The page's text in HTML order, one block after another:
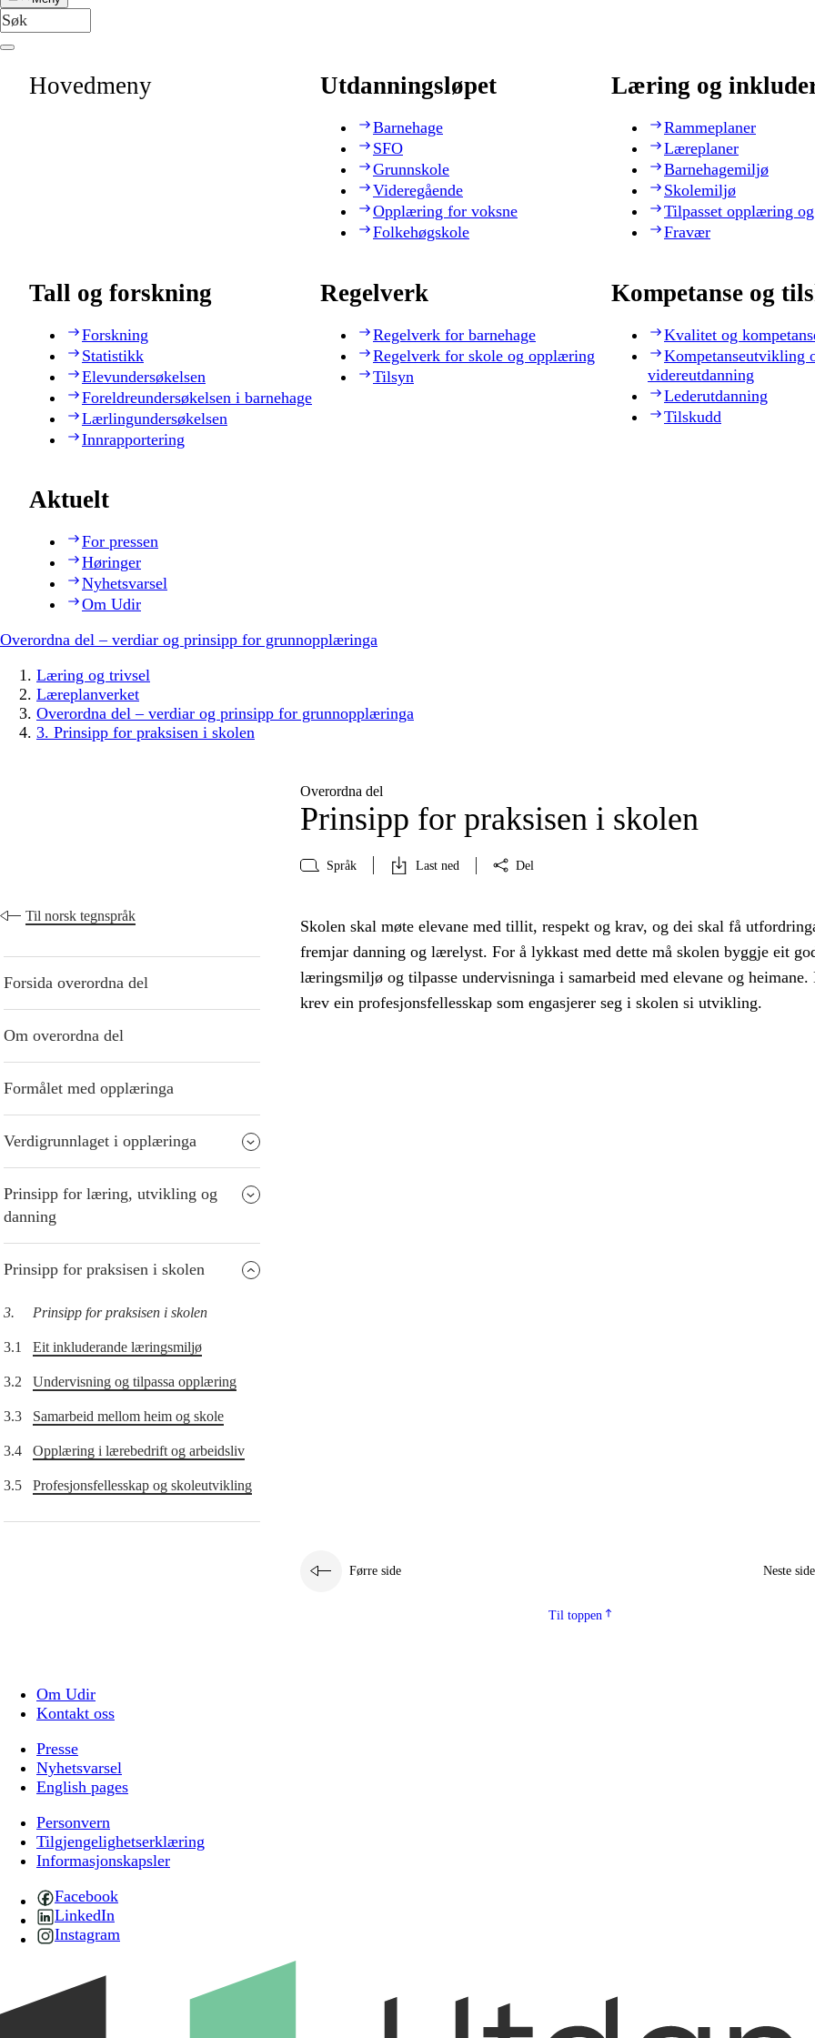
Hovedmeny Utdanningsløpet
Barnehage
SFO
Grunnskole
Videregående
Opplæring for voksne
Folkehøgskole
Læring og
Rammeplaner
Læreplaner
Barnehagemiljø
Skolemiljø
Tilpasset opplæring
Fravær
Tall og forskning
Forskning
Statistikk
Elevundersøkelsen
Foreldreundersøkelsen i barnehage
Lærlingundersøkelsen
Innrapportering
Regelverk
Regelverk for barnehage
Regelverk for skole og opplæring
Tilsyn
Kompetanse og
Kvalitet og
Kompetanseutvikling
videreutdanning
Lederutdanning
Tilskudd
Aktuelt
For pressen
Høringer
Nyhetsvarsel
Om Udir
Overordna del – verdiar og prinsipp for grunnopplæringa
Læring og trivsel
Læreplanverket
Overordna del – verdiar og prinsipp for grunnopplæringa
3. Prinsipp for praksisen i skolen
Overordna del
Prinsipp for praksisen i skolen
Språk Last ned Del
Til norsk tegnspråk
Forsida overordna del
Om overordna del
Formålet med opplæringa
Verdigrunnlaget i opplæringa
Prinsipp for læring, utvikling og
danning
Prinsipp for praksisen i skolen
3. Prinsipp for praksisen i skolen
3.1 Eit inkluderande læringsmiljø
3.2 Undervisning og tilpassa opplæring
3.3 Samarbeid mellom heim og skole
3.4 Opplæring i lærebedrift og arbeidsliv
3.5 Profesjonsfellesskap og skoleutvikling
Skolen skal møte elevane med tillit, respekt og krav, og dei skal få
fremjar danning og lærelyst. For å lykkast med dette må skolen byggje eit
læringsmiljø og tilpasse undervisninga i samarbeid med elevane og heimane.
krev ein profesjonsfellesskap som engasjerer seg i skolen si utvikling.
Førre side Neste side
Til toppen
Om Udir
Kontakt oss
Presse
Nyhetsvarsel
English pages
Personvern
Tilgjengelighetserklæring
Informasjonskapsler
Facebook
LinkedIn
Instagram